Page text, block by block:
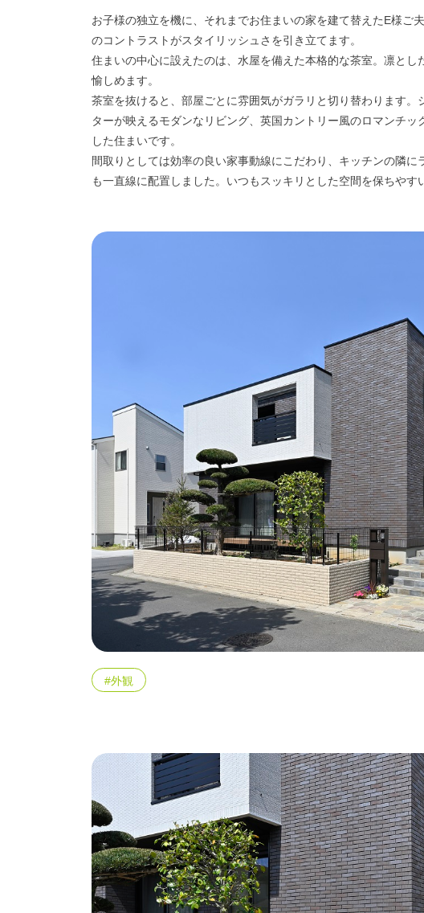
WITHEARTH HOME の BEST
お子様の独立を機に、それまでお住まいの家を建て替えたE様ご
のコントラストがスタイリッシュさを引き立てます。
住まいの中心に設えたのは、水屋を備えた本格的な茶室。凛と
愉しめます。
茶室を抜けると、部屋ごとに雰囲気がガラリと切り替わります
ターが映えるモダンなリビング、英国カントリー風のロマンチ
した住まいです。
間取りとしては効率の良い家事動線にこだわり、キッチンの隣
も一直線に配置しました。いつもスッキリとした空間を保ちや
#外観